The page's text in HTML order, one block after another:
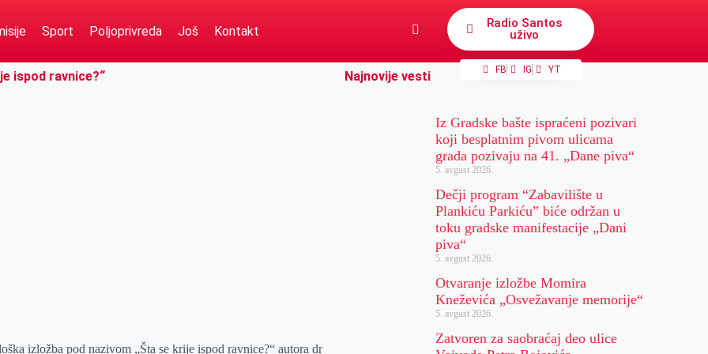
Sport Poljoprivreda Još Kontakt
Radio Santos
uživo
FB IG YT
ispod ravnice?“
izložba pod nazivom „Šta se krije ispod ravnice?“ autora dr
Najnovije vesti
Iz Gradske bašte ispraćeni pozivari
koji besplatnim pivom ulicama
grada pozivaju na 41. „Dane piva“
5. avgust 2026.
Dečji program “Zabavilište u
Plankiću Parkiću” biće održan u
toku gradske manifestacije „Dani
piva“
5. avgust 2026.
Otvaranje izložbe Momira
Kneževića „Osvežavanje memorije“
5. avgust 2026.
Zatvoren za saobraćaj deo ulice